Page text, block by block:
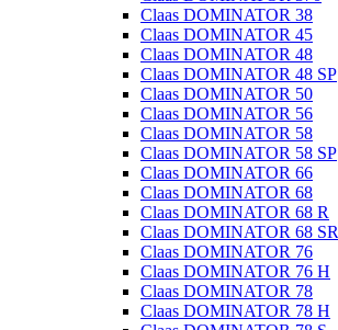
Claas DOMINATOR 38
Claas DOMINATOR 45
Claas DOMINATOR 48
Claas DOMINATOR 48 SP
Claas DOMINATOR 50
Claas DOMINATOR 56
Claas DOMINATOR 58
Claas DOMINATOR 58 SP
Claas DOMINATOR 66
Claas DOMINATOR 68
Claas DOMINATOR 68 R
Claas DOMINATOR 68 SR
Claas DOMINATOR 76
Claas DOMINATOR 76 H
Claas DOMINATOR 78
Claas DOMINATOR 78 H